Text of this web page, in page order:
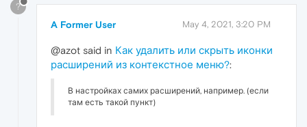
?
A Former User May 4, 2021, 3:20 PM
@azot said in Как удалить или скрыть иконки
расширений из контекстное меню?:
В настройках самих расширений, например. (если
там есть такой пункт)